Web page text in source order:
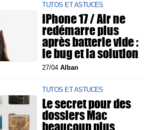
TUTOS ET ASTUCES
iPhone 17 / Air ne
redémarre plus
après batterie vide :
le bug et la solution
27/04Alban
TUTOS ET ASTUCES
Le secret pour des
dossiers Mac
beaucoup plus